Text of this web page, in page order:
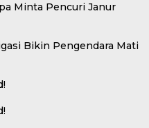
Minta Pencuri Janur
Bikin Pengendara Mati